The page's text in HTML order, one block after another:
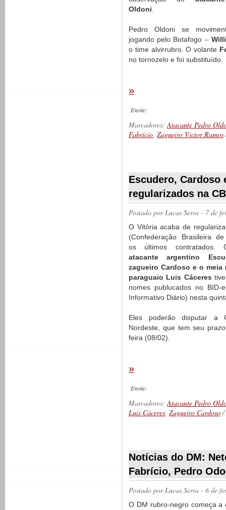
Oldoni.
Pedro Oldoni se
jogando pelo Botafogo –
o time alvirrubro. O volante
no tornozelo e foi substituído.
»
Envie:
Marcadores:Atacante Pedro
Fabrício, Zagueiro Victor Ramos
Escudero, Cardoso
regularizados na
Postado por Lucas Serra - 7 de
O Vitória acaba de
(Confederação Brasileira
os últimos
atacante argentino
zagueiro Cardoso e o meia
paraguaio Luis Cáceres
nomes publucados no BID-
Informativo Diário) nesta
Eles poderão disputar a
Nordeste, que tem seu
feira (08/02).
»
Envie:
Marcadores: Atacante Pedro
Luis Cáceres Zagueiro Cardoso /
Notícias do DM:
Fabrício, Pedro
Postado porLucas Serra - 6 de
O DM rubro-negro começa a